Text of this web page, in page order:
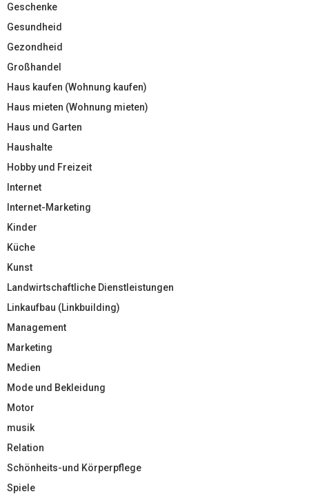
Geschenke
Gesundheid
Gezondheid
Großhandel
Haus kaufen (Wohnung kaufen)
Haus mieten (Wohnung mieten)
Haus und Garten
Haushalte
Hobby und Freizeit
Internet
Internet-Marketing
Kinder
Küche
Kunst
Landwirtschaftliche Dienstleistungen
Linkaufbau (Linkbuilding)
Management
Marketing
Medien
Mode und Bekleidung
Motor
musik
Relation
Schönheits-und Körperpflege
Spiele